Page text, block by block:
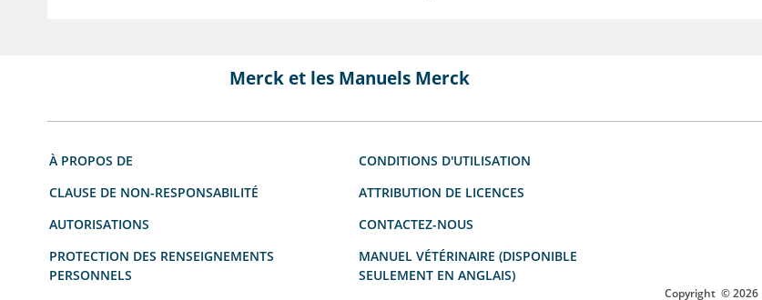
Merck et les Manuels Merck
À PROPOS DE
CLAUSE DE NON-RESPONSABILITÉ
AUTORISATIONS
PROTECTION DES RENSEIGNEMENTS
PERSONNELS
CONDITIONS D'UTILISATION
ATTRIBUTION DE LICENCES
CONTACTEZ-NOUS
MANUEL VÉTÉRINAIRE (DISPONIBLE
SEULEMENT EN ANGLAIS)
Copyright © 2026